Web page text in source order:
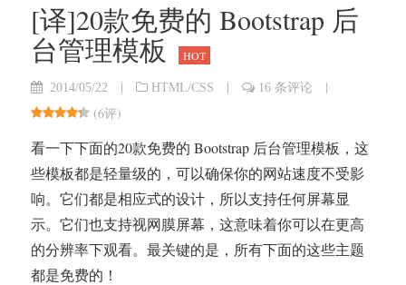
[译]20款免费的 Bootstrap 后
台管理模板
HOT
2014/05/22 | HTML/CSS | 16 条评论
|
(6评)
看一下下面的20款免费的 Bootstrap 后台管理模板，这
些模板都是轻量级的，可以确保你的网站速度不受影
响。它们都是相应式的设计，所以支持任何屏幕显
示。它们也支持视网膜屏幕，这意味着你可以在更高
的分辨率下观看。最关键的是，所有下面的这些主题
都是免费的！